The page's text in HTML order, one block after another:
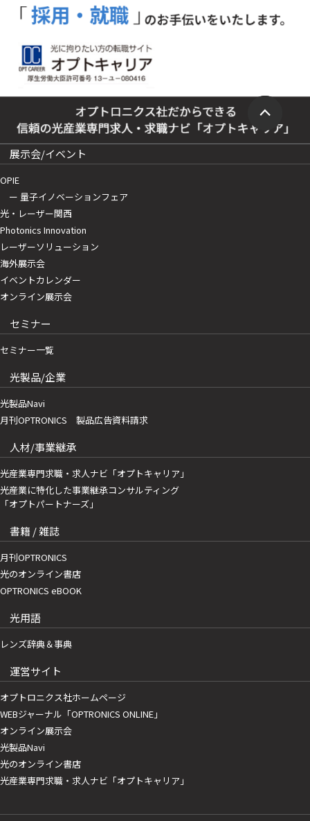
展示会/イベント
OPIE
ー 量子イノベーションフェア
光・レーザー関西
Photonics Innovation
レーザーソリューション
海外展示会
イベントカレンダー
オンライン展示会
セミナー
セミナー一覧
光製品/企業
光製品Navi
月刊OPTRONICS 製品広告資料請求
人材/事業継承
光産業専門求職・求人ナビ「オプトキャリア」
光産業に特化した事業継承コンサルティング
「オプトパートナーズ」
書籍 / 雑誌
月刊OPTRONICS
光のオンライン書店
OPTRONICS eBOOK
光用語
レンズ辞典＆事典
運営サイト
オプトロニクス社ホームページ
WEBジャーナル「OPTRONICS ONLINE」
オンライン展示会
光製品Navi
光のオンライン書店
光産業専門求職・求人ナビ「オプトキャリア」